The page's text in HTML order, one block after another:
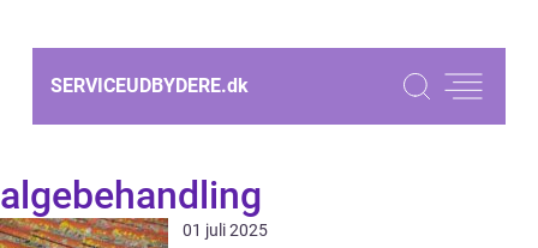
SERVICEUDBYDERE.dk
algebehandling
01 juli 2025